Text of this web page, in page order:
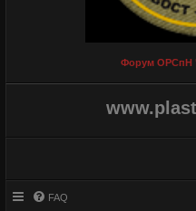
Форум ОРСпН
FAQ